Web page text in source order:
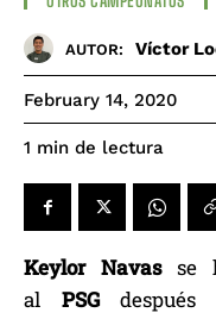
AUTOR: Víctor
February 14, 2020
1 min de lectura
Keylor Navasse
al PSG